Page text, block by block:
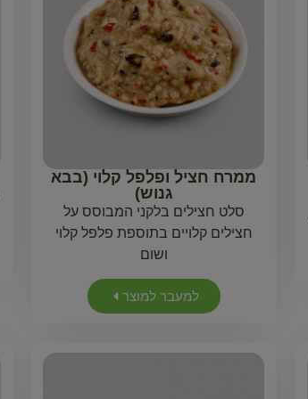
ממרח חציל ופלפל קלוי (בבא
גנוש)
סלט חצילים בלקני המבוסס על
חצילים קלויים בתוספת פלפל קלוי
ושום
למעבר למוצר